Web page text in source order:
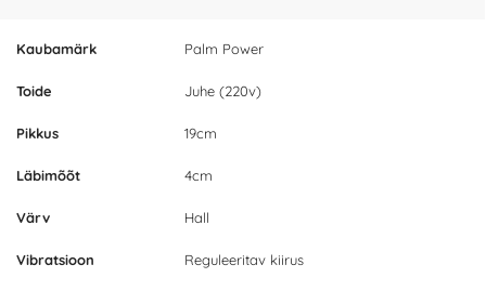
Kaubamärk Palm Power
Toide Juhe (220v)
Pikkus 19cm
Läbimõõt 4cm
Värv Hall
Vibratsioon Reguleeritav kiirus